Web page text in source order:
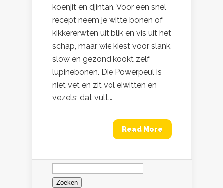
koenjit en djintan. Voor een snel
recept neem je witte bonen of
kikkererwten uit blik en vis uit het
schap, maar wie kiest voor slank,
slow en gezond kookt zelf
lupinebonen. Die Powerpeul is
niet vet en zit vol eiwitten en
vezels; dat vult...
Read More
Zoeken
naar: